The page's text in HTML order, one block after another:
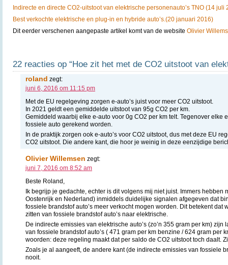
Indirecte en directe CO2-uitstoot van elektrische personenauto’s TNO (14 juli
Best verkochte elektrische en plug-in en hybride auto’s.(20 januari 2016)
Dit eerder verschenen aangepaste artikel komt van de website Olivier
22 reacties op “Hoe zit het met de CO2 uitstoot van
roland zegt:
juni 6, 2016 om 11:15 pm
Met de EU regelgeving zorgen e-auto’s juist voor meer CO2 uitstoot.
In 2021 geldt een gemiddelde uitstoot van 95g CO2 per km.
Gemiddeld waarbij elke e-auto voor 0g CO2 per km telt. Tegenover elke
fossiele auto gerekend worden.
In de praktijk zorgen ook e-auto’s voor CO2 uitstoot, dus met deze EU
CO2 uitstoot. Die andere kant, die hoor je weinig in deze eenzijdige
Olivier Willemsen zegt:
juni 7, 2016 om 8:52 am
Beste Roland,
Ik begrijp je gedachte, echter is dit volgens mij niet juist. Immers hebben
Oostenrijk en Nederland) inmiddels duidelijke signalen afgegeven dat
fossiele brandstof auto’s meer verkocht mogen worden. Dit betekent dat
zitten van fossiele brandstof auto’s naar elektrische.
De indirecte emissies van elektrische auto’s (zo’n 355 gram per km)
van fossiele brandstof auto’s ( 471 gram per km benzine / 624 gram per
woorden: deze regeling maakt dat per saldo de CO2 uitstoot toch daalt.
Zoals je al aangeeft, de andere kant (de indirecte emissies van fossiele
nooit.